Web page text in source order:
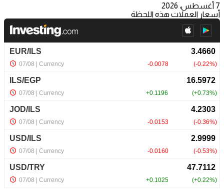
7 أغسطس، 2026
أسعار العملات هذه اللحظة